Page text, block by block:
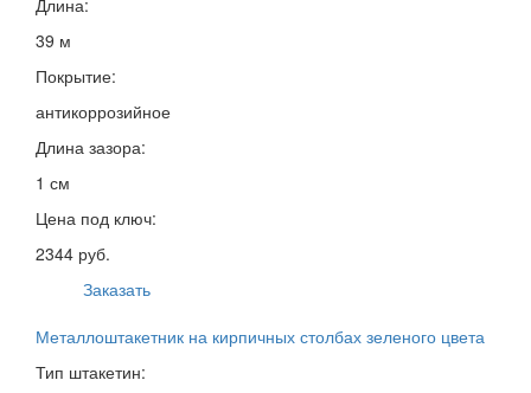
39 м
Покрытие:
антикоррозийное
Длина зазора:
1 см
Цена под ключ:
2344 руб.
Заказать
Металлоштакетник на кирпичных столбах зеленого цвета
Тип штакетин: